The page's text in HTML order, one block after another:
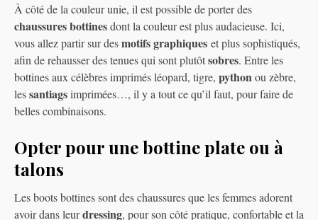
À côté de la couleur unie, il est possible de porter des
chaussures bottinesdont la couleur est plus audacieuse. Ici,
vous allez partir sur desmotifs graphiques et plus sophistiqués,
afin de rehausser des tenues qui sont plutôtsobres. Entre les
bottines aux célèbres imprimés léopard, tigre, pythonou zèbre,
lessantiagsimprimées…, il y a tout ce qu’il faut, pour faire de
belles combinaisons.
Opter pour une bottine plate ou à
talons
Les boots bottines sont des chaussures que les femmes adorent
avoir dans leurdressing, pour son côté pratique, confortable et la